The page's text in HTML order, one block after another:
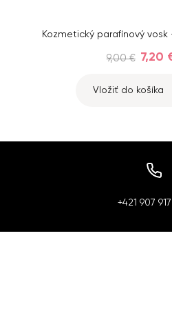
Kozmetický parafínový
9,00 € 7,20
Vložiť do košíka
+421 907